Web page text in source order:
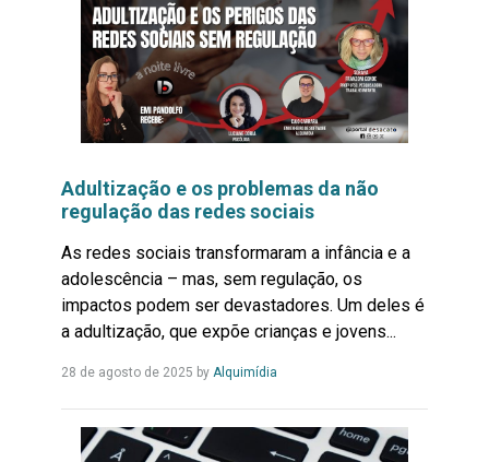
Adultização e os problemas da não
regulação das redes sociais
As redes sociais transformaram a infância e a
adolescência – mas, sem regulação, os
impactos podem ser devastadores. Um deles é
a adultização, que expõe crianças e jovens...
28 de agosto de 2025 by AlquimídiaLeia